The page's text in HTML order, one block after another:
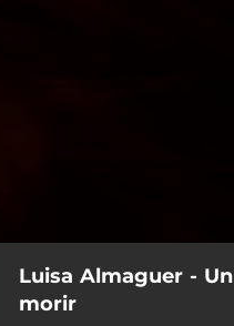
Luisa Almaguer -
morir